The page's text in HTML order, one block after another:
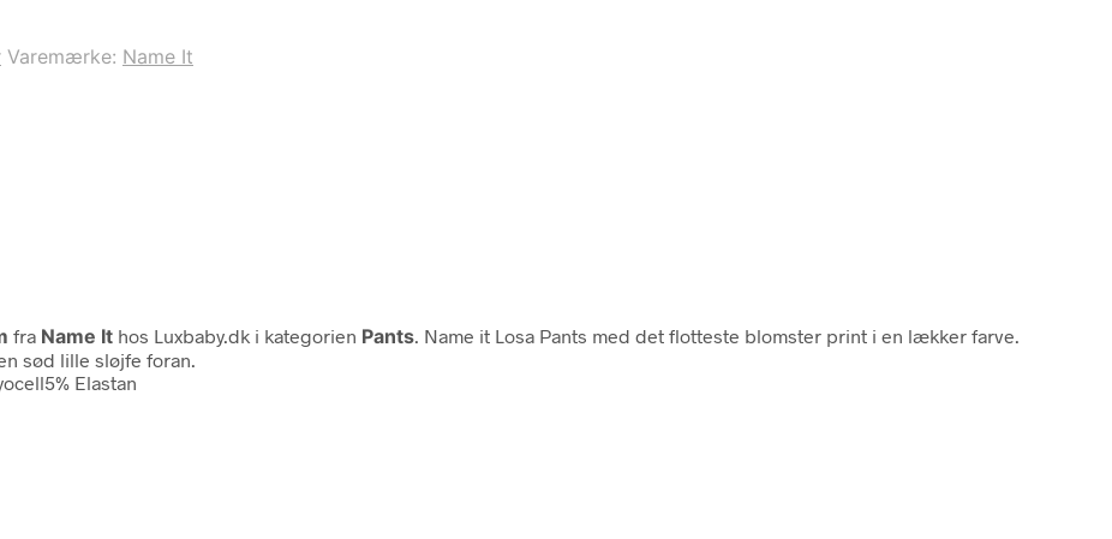
Varemærke: Name It
fra Name It hos Luxbaby.dk i kategorien Pants . Name it Losa Pants med det flotteste blomster print i en lækker farve.
sød lille sløjfe foran.
Elastan